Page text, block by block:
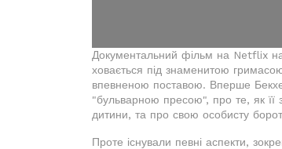
Документальний фільм на Netflix
ховається під знаменитою
впевненою поставою. Вперше
"бульварною пресою", про те, як її
дитини, та про свою особисту
Проте існували певні аспекти,